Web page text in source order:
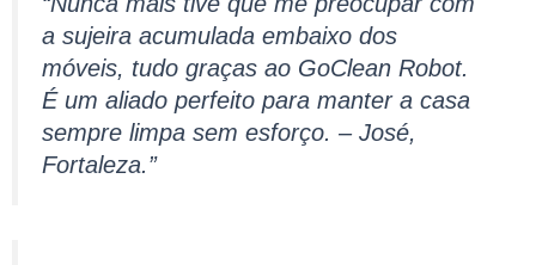
a sujeira acumulada embaixo dos
móveis, tudo graças ao GoClean Robot.
É um aliado perfeito para manter a casa
sempre limpa sem esforço. – José,
Fortaleza.”